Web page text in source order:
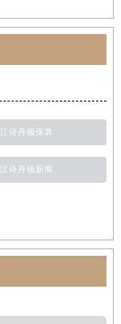
江诗丹顿保养
江诗丹顿新闻